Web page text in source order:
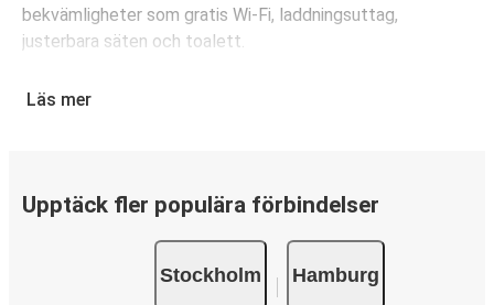
bekvämligheter som gratis Wi-Fi, laddningsuttag,
justerbara säten och toalett.
Hamburg
bara några få klick. När du köper din biljett på hemsidan
PayPal, Google Pay eller Apple Pay. N/A.
Läs mer
Upptäck fler populära förbindelser
Stockholm Hamburg